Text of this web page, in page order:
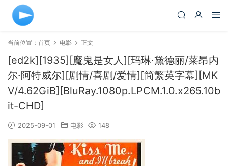
当前位置： 首页 电影 正文
[ed2k][1935][魔鬼是女人][玛琳·黛德丽/莱昂内
尔·阿特威尔][剧情/喜剧/爱情][简繁英字幕][MK
V/4.62GiB][BluRay.1080p.LPCM.1.0.x265.10b
it-CHD]
2025-09-01 电影 148